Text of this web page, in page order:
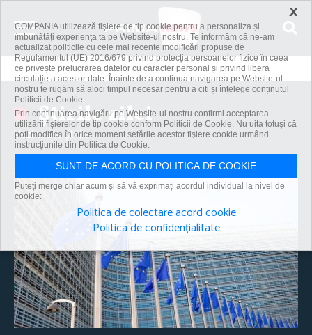
Știrile zilei
Vezi toate știrile
×
COMPANIA utilizează fişiere de tip cookie pentru a personaliza și
îmbunătăți experiența ta pe Website-ul nostru. Te informăm că ne-am
actualizat politicile cu cele mai recente modificări propuse de
Regulamentul (UE) 2016/679 privind protecția persoanelor fizice în ceea
ce privește prelucrarea datelor cu caracter personal și privind libera
circulație a acestor date. Înainte de a continua navigarea pe Website-ul
nostru te rugăm să aloci timpul necesar pentru a citi și înțelege conținutul
Politicii de Cookie.
Prin continuarea navigării pe Website-ul nostru confirmi acceptarea
utilizării fişierelor de tip cookie conform Politicii de Cookie. Nu uita totuși că
poți modifica în orice moment setările acestor fişiere cookie urmând
instrucțiunile din Politica de Cookie.
SUNT DE ACORD CU POLITICA DE COOKIE
Puteți merge chiar acum și să vă exprimați acordul individual la nivel de
cookie:
Politica de colectare acord cookie
Politica de confidențialitate